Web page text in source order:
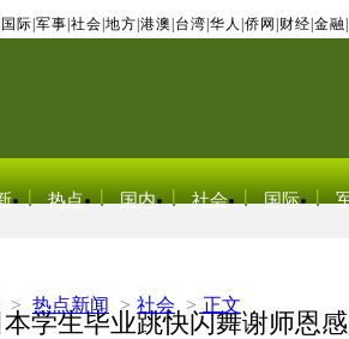
国际 军事 社会 地方 港澳 台湾 华人 侨网 财经 金融
热点 国内 社会 国际
> 热点新闻 > 社会 > 正文
学生毕业跳快闪舞谢师恩